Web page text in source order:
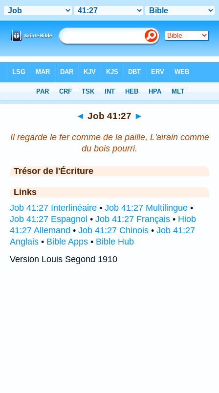
Chapitre 41 > Verset 27
◄ Job 41:27 ►
Il regarde le fer comme de la paille, L'airain comme
du bois pourri.
Trésor de l'Écriture
Links
Job 41:27 Interlinéaire • Job 41:27 Multilingue •
Job 41:27 Espagnol • Job 41:27 Français • Hiob
41:27 Allemand • Job 41:27 Chinois • Job 41:27
Anglais • Bible Apps • Bible Hub
Version Louis Segond 1910